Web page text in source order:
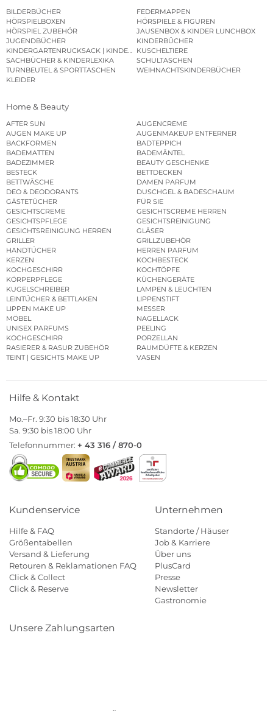
BILDERBÜCHER
FEDERMAPPEN
HÖRSPIELBOXEN
HÖRSPIELE & FIGUREN
HÖRSPIEL ZUBEHÖR
JAUSENBOX & KINDER LUNCHBOX
JUGENDBÜCHER
KINDERBÜCHER
KINDERGARTENRUCKSACK | KINDERGARTENBEUTEL
KUSCHELTIERE
SACHBÜCHER & KINDERLEXIKA
SCHULTASCHEN
TURNBEUTEL & SPORTTASCHEN
WEIHNACHTSKINDERBÜCHER
KLEIDER
Home & Beauty
AFTER SUN
AUGENCREME
AUGEN MAKE UP
AUGENMAKEUP ENTFERNER
BACKFORMEN
BADTEPPICH
BADEMATTEN
BADEMÄNTEL
BADEZIMMER
BEAUTY GESCHENKE
BESTECK
BETTDECKEN
BETTWÄSCHE
DAMEN PARFUM
DEO & DEODORANTS
DUSCHGEL & BADESCHAUM
GÄSTETÜCHER
FÜR SIE
GESICHTSCREME
GESICHTSCREME HERREN
GESICHTSPFLEGE
GESICHTSREINIGUNG
GESICHTSREINIGUNG HERREN
GLÄSER
GRILLER
GRILLZUBEHÖR
HANDTÜCHER
HERREN PARFUM
KERZEN
KOCHBESTECK
KOCHGESCHIRR
KOCHTÖPFE
KÖRPERPFLEGE
KÜCHENGERÄTE
KUGELSCHREIBER
LAMPEN & LEUCHTEN
LEINTÜCHER & BETTLAKEN
LIPPENSTIFT
LIPPEN MAKE UP
MESSER
MÖBEL
NAGELLACK
UNISEX PARFUMS
PEELING
KOCHGESCHIRR
PORZELLAN
RASIERER & RASUR ZUBEHÖR
RAUMDÜFTE & KERZEN
TEINT | GESICHTS MAKE UP
VASEN
Hilfe & Kontakt
Mo.–Fr. 9:30 bis 18:30 Uhr
Sa. 9:30 bis 18:00 Uhr
Telefonnummer: + 43 316 / 870-0
Kundenservice
Hilfe & FAQ
Größentabellen
Versand & Lieferung
Retouren & Reklamationen FAQ
Click & Collect
Click & Reserve
Unternehmen
Standorte / Häuser
Job & Karriere
Über uns
PlusCard
Presse
Newsletter
Gastronomie
Unsere Zahlungsarten